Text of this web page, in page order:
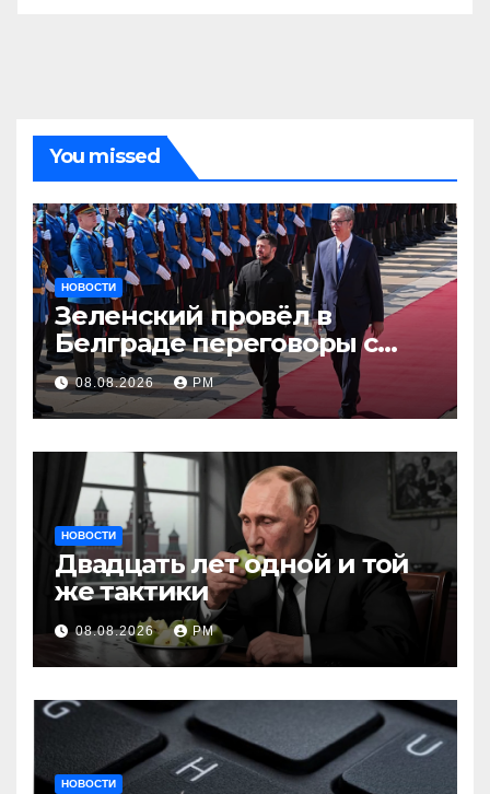
You missed
НОВОСТИ
Зеленский провёл в
Белграде переговоры с
Вучичем
08.08.2026 РМ
НОВОСТИ
Двадцать лет одной и той
же тактики
08.08.2026 РМ
НОВОСТИ